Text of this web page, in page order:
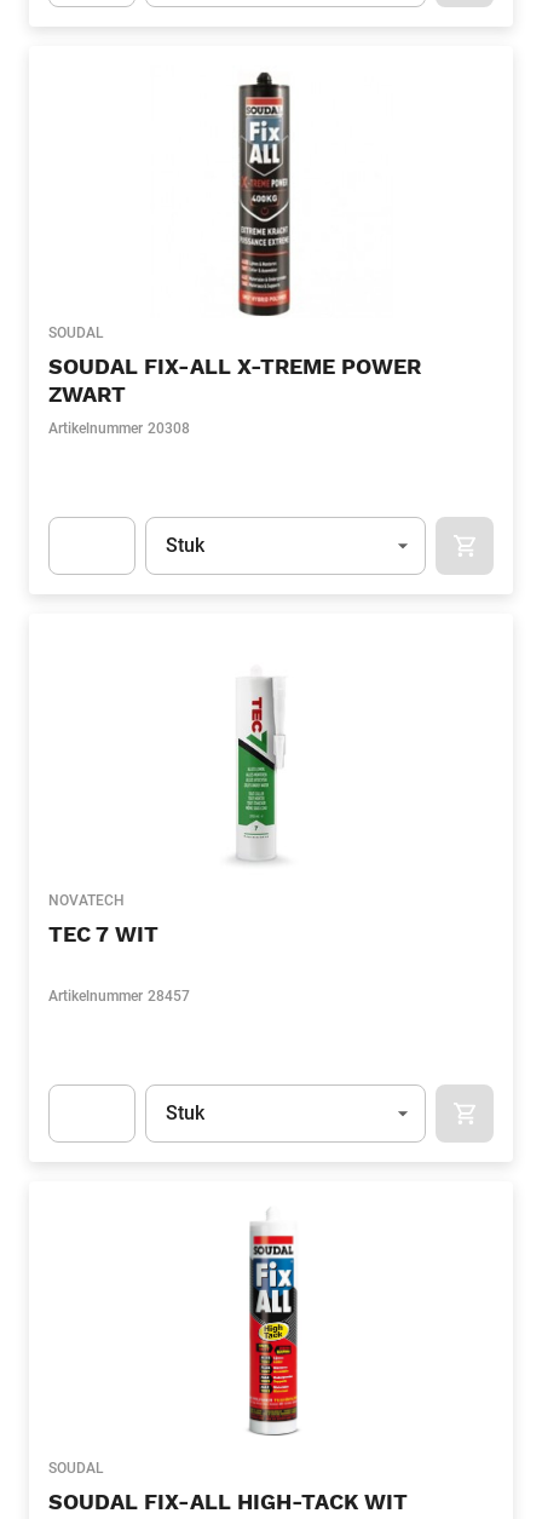
SOUDAL
SOUDAL FIX-ALL X-TREME POWER
ZWART
Artikelnummer 20308
Eenheid
Stuk
NOVATECH
TEC 7 WIT
Artikelnummer 28457
Eenheid
Stuk
SOUDAL
SOUDAL FIX-ALL HIGH-TACK WIT